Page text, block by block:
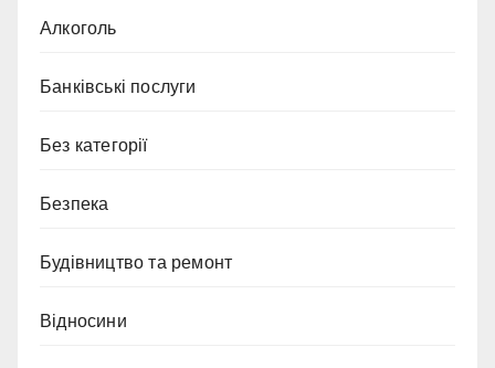
Алкоголь
Банківські послуги
Без категорії
Безпека
Будівництво та ремонт
Відносини